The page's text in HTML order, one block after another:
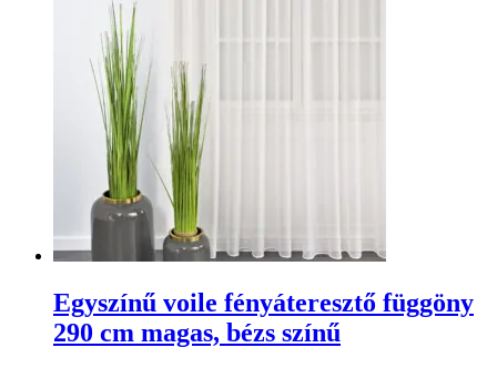
Egyszínű voile fényáteresztő függöny
290 cm magas, bézs színű